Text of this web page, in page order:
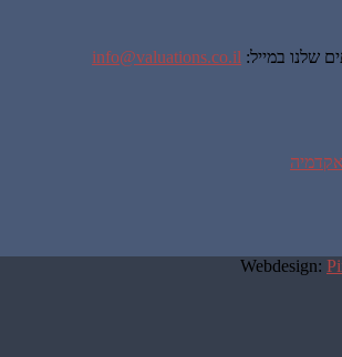
שלנו במייל: info@valuations.co.il
Webdesign: